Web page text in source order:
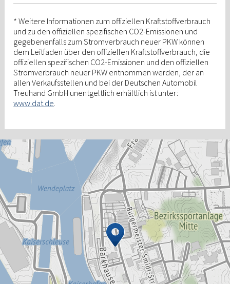
* Weitere Informationen zum offiziellen Kraftstoffverbrauch
und zu den offiziellen spezifischen CO2-Emissionen und
gegebenenfalls zum Stromverbrauch neuer PKW können
dem Leitfaden über den offiziellen Kraftstoffverbrauch, die
offiziellen spezifischen CO2-Emissionen und den offiziellen
Stromverbrauch neuer PKW entnommen werden, der an
allen Verkaufsstellen und bei der Deutschen Automobil
Treuhand GmbH unentgeltlich erhältlich ist unter:
www.dat.de.